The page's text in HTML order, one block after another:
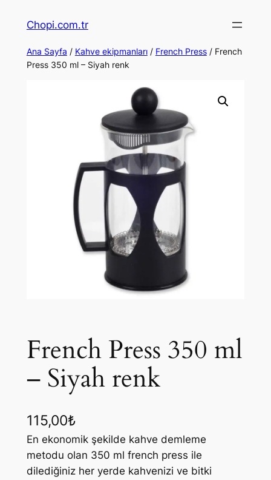
Chopi.com.tr
Ana Sayfa / Kahve ekipmanları/ French Press/ French
Press 350 ml – Siyah renk
French Press 350 ml
– Siyah renk
115,00₺
En ekonomik şekilde kahve demleme
metodu olan 350 ml french press ile
dilediğiniz her yerde kahvenizi ve bitki